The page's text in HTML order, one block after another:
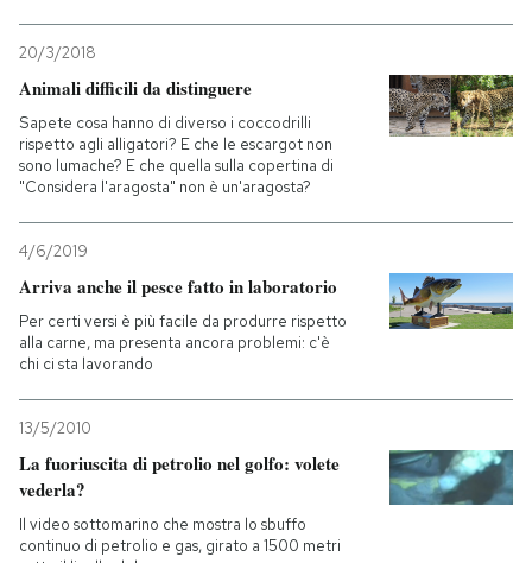
20/3/2018
Animali difficili da distinguere
Sapete cosa hanno di diverso i coccodrilli
rispetto agli alligatori? E che le escargot non
sono lumache? E che quella sulla copertina di
"Considera l'aragosta" non è un'aragosta?
4/6/2019
Arriva anche il pesce fatto in laboratorio
Per certi versi è più facile da produrre rispetto
alla carne, ma presenta ancora problemi: c'è
chi ci sta lavorando
13/5/2010
La fuoriuscita di petrolio nel golfo: volete
vederla?
Il video sottomarino che mostra lo sbuffo
continuo di petrolio e gas, girato a 1500 metri